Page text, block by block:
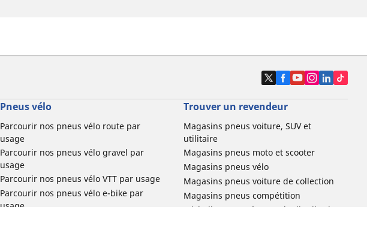
Pneus vélo
Parcourir nos pneus vélo route par
usage
Parcourir nos pneus vélo gravel par
usage
Parcourir nos pneus vélo VTT par usage
Parcourir nos pneus vélo e-bike par
usage
Trouver un revendeur
Magasins pneus voiture, SUV et
utilitaire
Magasins pneus moto et scooter
Magasins pneus vélo
Magasins pneus voiture de collection
Magasins pneus compétition
Michelin et ses réseaux de distribution